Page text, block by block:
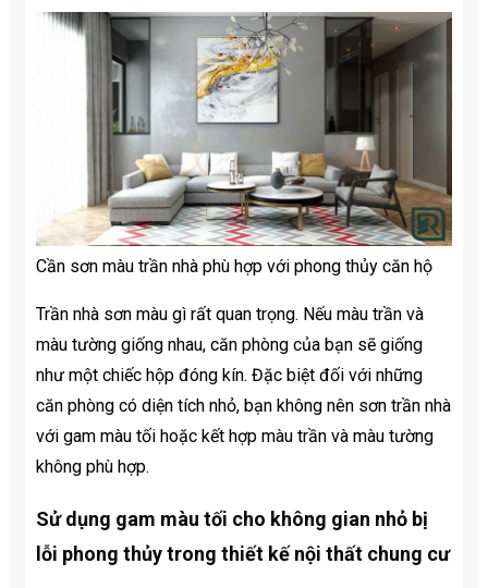
Cần sơn màu trần nhà phù hợp với phong thủy căn hộ
Trần nhà sơn màu gì rất quan trọng. Nếu màu trần và
màu tường giống nhau, căn phòng của bạn sẽ giống
như một chiếc hộp đóng kín. Đặc biệt đối với những
căn phòng có diện tích nhỏ, bạn không nên sơn trần nhà
với gam màu tối hoặc kết hợp màu trần và màu tường
không phù hợp.
Sử dụng gam màu tối cho không gian nhỏ bị
lỗi phong thủy trong thiết kế nội thất chung cư